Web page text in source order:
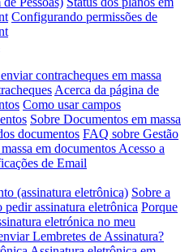
Configurando permissões de
contracheques em massa
Acerca da página de
Como usar campos
Sobre Documentos em massa
documentos FAQ sobre Gestão
em documentos Acesso a
de Email
(assinatura eletrônica) Sobre a
pedir assinatura eletrônica Porque
eletrónica no meu
Lembretes de Assinatura?